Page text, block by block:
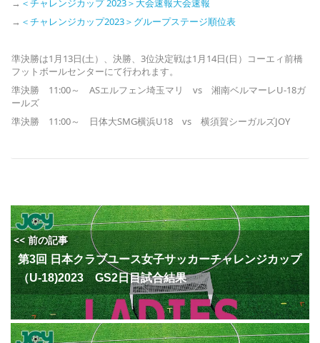
→ ＜チャレンジカップ 2023＞大会速報大会速報
→ ＜チャレンジカップ2023＞グループステージ順位表
準決勝は1月13日(土）、決勝、3位決定戦は1月14日(日）コーエィ前橋
フットボールセンターにて行われます。
準決勝 11:00～ ASエルフェン埼玉マリ vs 湘南ベルマーレU-18ガ
ールズ
準決勝 11:00～ 日体大SMG横浜U18 vs 横須賀シーガルズJOY
<< 前の記事
第3回 日本クラブユース女子サッカーチャレンジカップ
（U-18)2023 GS2日目試合結果